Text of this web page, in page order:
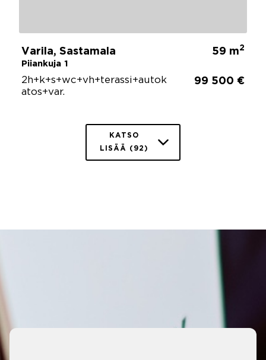
Varila, Sastamala
Piiankuja 1
59 m2
2h+k+s+wc+vh+terassi+autok
atos+var.
99 500 €
KATSO
LISÄÄ (92)